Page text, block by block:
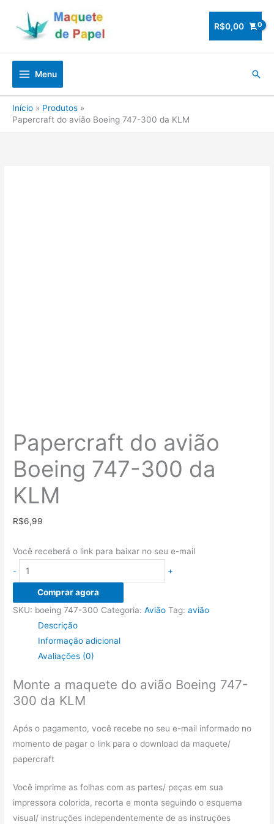
conteúdo
R$0,00
Menu
Início
Produtos
Papercraft do avião Boeing 747-300 da KLM
Papercraft do avião
Boeing 747-300 da
KLM
R$6,99
Você receberá o link para baixar no seu e-mail
-
Papercraft
do
avião
Boeing
quantidade
+
Comprar agora
SKU: boeing 747-300 Categoria:Avião Tag:avião
Descrição
Informação adicional
Avaliações (0)
Monte a maquete do avião Boeing 747-
300 da KLM
Após o pagamento, você recebe no seu e-mail informado no
momento de pagar o link para o download da maquete/
papercraft
Você imprime as folhas com as partes/ peças em sua
impressora colorida, recorta e monta seguindo o esquema
visual/ instruções independentemente de as instruções